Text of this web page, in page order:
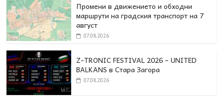
Промени в движението и обходни
маршрути на градския транспорт на 7
август
07.08.2026
Z-TRONIC FESTIVAL 2026 – UNITED
BALKANS в Стара Загора
07.08.2026